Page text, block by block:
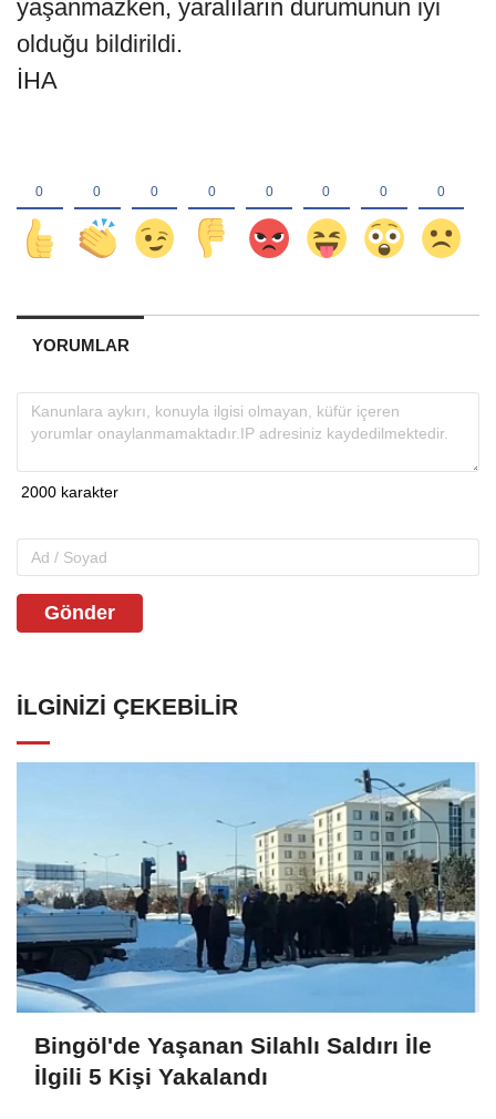
yaşanmazken, yaralıların durumunun iyi
olduğu bildirildi.
İHA
YORUMLAR
Gönder
İLGINIZI ÇEKEBILIR
Bingöl'de Yaşanan Silahlı Saldırı İle
İlgili 5 Kişi Yakalandı